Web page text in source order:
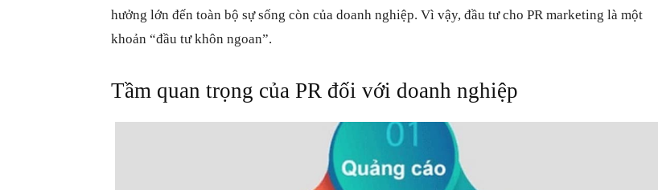
hưởng lớn đến toàn bộ sự sống còn của doanh nghiệp. Vì vậy, đầu tư cho PR marketing là một
khoản “đầu tư khôn ngoan”.
Tầm quan trọng của PR đối với doanh nghiệp